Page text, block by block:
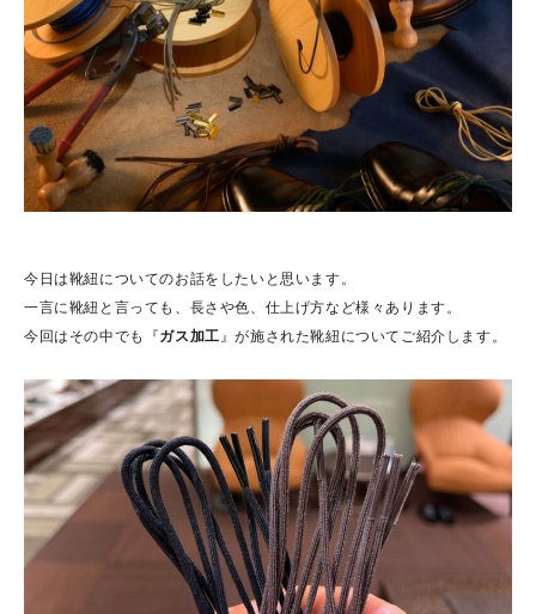
今日は靴紐についてのお話をしたいと思います。
一言に靴紐と言っても、長さや色、仕上げ方など様々あります。
今回はその中でも『ガス加工 』が施された靴紐についてご紹介します。